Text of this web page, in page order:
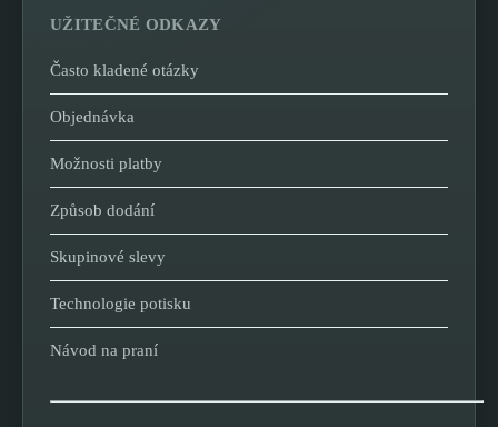
UŽITEČNÉ ODKAZY
Často kladené otázky
Objednávka
Možnosti platby
Způsob dodání
Skupinové slevy
Technologie potisku
Návod na praní